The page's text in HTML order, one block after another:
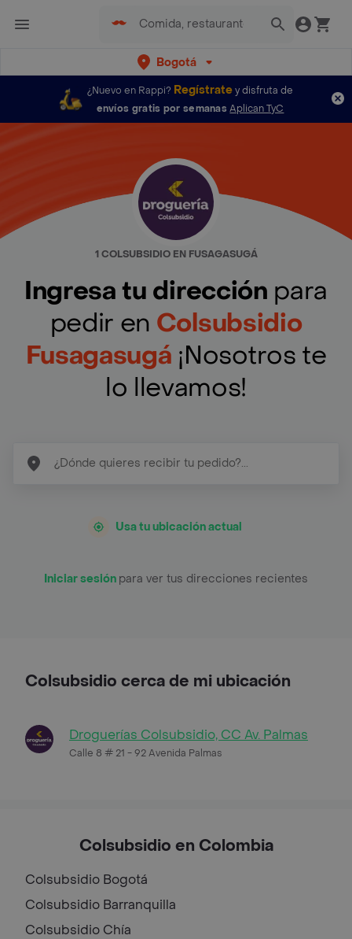
Bogotá
¿Nuevo en Rappi? Regístratey disfruta de
envíos gratis por semanas Aplican TyC
1 COLSUBSIDIO EN FUSAGASUGÁ
Ingresa tu dirección para
pedir en Colsubsidio
Fusagasugá ¡Nosotros te
lo llevamos!
Usa tu ubicación actual
Iniciar sesión para ver tus direcciones recientes
Colsubsidio cerca de mi ubicación
Droguerías Colsubsidio, CC Av. Palmas
Calle 8 # 21 - 92 Avenida Palmas
Colsubsidio en Colombia
Colsubsidio Bogotá
Colsubsidio Barranquilla
Colsubsidio Chía